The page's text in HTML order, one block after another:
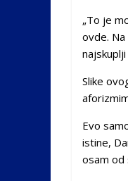
„To je
ovde.
Slike
Evo
istine,
osam od